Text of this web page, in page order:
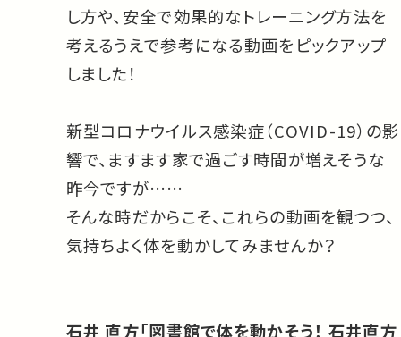
し方や、安全で効果的なトレーニング方法を
考えるうえで参考になる動画をピックアップ
しました！
新型コロナウイルス感染症（COVID-19）の影
響で、ますます家で過ごす時間が増えそうな
昨今ですが……
そんな時だからこそ、これらの動画を観つつ、
気持ちよく体を動かしてみませんか？
石井 直方「図書館で体を動かそう！ 石井直方